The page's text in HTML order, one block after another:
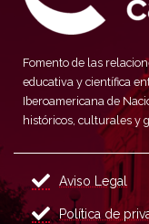
Fomento de las
educativa y científica
Iberoamericana de
históricos, culturales y
Aviso Legal
Política de